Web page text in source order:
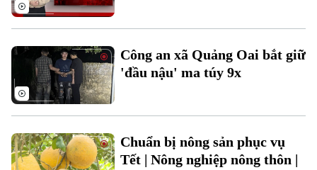
Xu hướng
Công an xã Quảng Oai bắt giữ
'đầu nậu' ma túy 9x
Chuẩn bị nông sản phục vụ
Tết | Nông nghiệp nông thôn |